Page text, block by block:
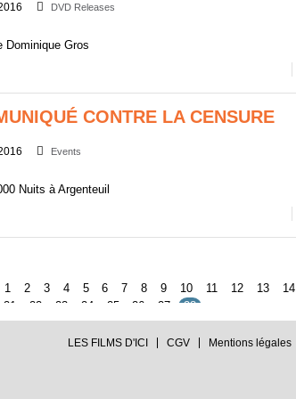
DVD Releases
Dominique Gros
CONTRE LA CENSURE
Events
Nuits à Argenteuil
1 2 3 4 5 6 7 8 9 10 11 12 13 14
21
22 23 24 25 26 27 28
LES FILMS D'ICI CGV Mentions légales